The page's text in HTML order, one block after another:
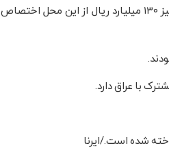
سطح ۳۸ شهرداری توسط سازمان شهرداری‌ها و دهیاری‌های کشور پروژه تعریف شده و به شهرستان چوار نیز ۱۳۰ میلیارد ریال از این محل اختصاص